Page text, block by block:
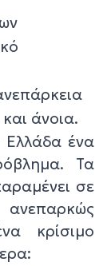
άνοια.
Ελλάδα ένα
Τα
σε
κρίσιμο